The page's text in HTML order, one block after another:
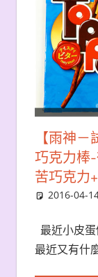
【雨神
巧克力棒
苦巧克力
2016-04-
最近小皮
最近又有什